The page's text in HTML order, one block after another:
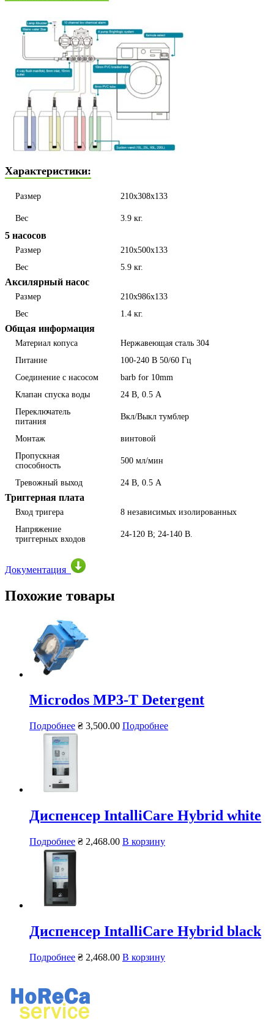
Характеристики:
Размер 210x308x133
Вес 3.9 кг.
5 насосов
Размер
210x500x133
Вес
5.9 кг.
Аксилярный насос
Размер
210x986x133
Вес
1.4 кг.
Общая информация
Материал копуса
Нержавеющая сталь 304
Питание
100-240 В 50/60 Гц
Соединение с насосом
barb for 10mm
Клапан спуска воды
24 В, 0.5 А
Переключатель
питания
Вкл/Выкл тумблер
Монтаж
винтовой
Пропускная
способность
500 мл/мин
Тревожный выход 24 В, 0.5 А
Триггерная плата
Вход тригера
8 независимых изолированных
Напряжение
триггерных входов
24-120 В; 24-140 В.
Документация
Похожие товары
Microdos MP3-T Detergent
Подробнее ₴ 3,500.00 Подробнее
Диспенсер IntalliCare Hybrid white
Подробнее ₴ 2,468.00 В корзину
Диспенсер IntalliCare Hybrid black
Подробнее ₴ 2,468.00 В корзину